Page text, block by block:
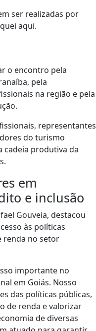
ser realizadas por
aqui.
o encontro pela
pela
na região e pela
representantes
do turismo
cadeia produtiva da
em
e inclusão
Gouveia, destacou
às políticas
renda no setor
importante no
em Goiás. Nosso
das políticas públicas,
de renda e valorizar
de diversas